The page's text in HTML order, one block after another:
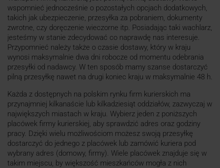
wspomnieć jednocześnie o pozostałych opcjach dodatkowych,
takich jak ubezpieczenie, przesyłka za pobraniem, dokumenty
zwrotne, czy doręczenie wieczorne itp. Posiadając taki wachlarz,
jesteśmy w stanie zdecydować co naprawdę nas interesuje.
Przypomnieć należy także o czasie dostawy, który w kraju
wynosi maksymalnie dwa dni robocze od momentu odebrania
przesyłki od nadawcy. W ten sposób mamy szanse dostarczyć
pilną przesyłkę nawet na drugi koniec kraju w maksymalnie 48 h.
Każda z dostępnych na polskim rynku firm kurierskich ma
przynajmniej kilkanaście lub kilkadziesiąt oddziałów, zazwyczaj w
największych miastach w kraju. Wybierz jeden z poniższych
placówek firmy kurierskiej, aby sprawdzić adres oraz godziny
pracy. Dzięki wielu możliwościom możesz swoją przesyłkę
dostarczyć do jednego z placówek lub zamówić kuriera pod
wybrany adres (domowy, firmy). Wiele placówek znajduje się w
takim miejscu, by większość mieszkańców mogła z nich